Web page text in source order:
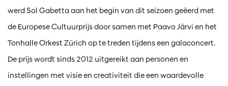
werd Sol Gabetta aan het begin van dit seizoen geëerd met
de Europese Cultuurprijs door samen met Paavo Järvi en het
Tonhalle Orkest Zürich op te treden tijdens een galaconcert.
De prijs wordt sinds 2012 uitgereikt aan personen en
instellingen met visie en creativiteit die een waardevolle